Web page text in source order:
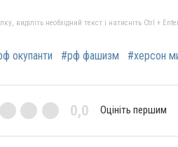
виділіть необхідний текст і натисніть Ctrl +
окупанти #рф фашизм #херсон
0,0 Оцініть першим